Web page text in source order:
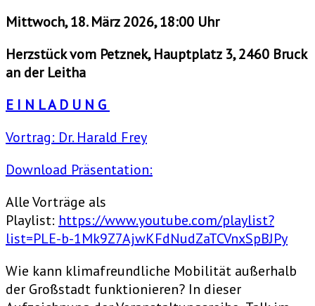
Mittwoch, 18. März 2026, 18:00 Uhr
Herzstück vom Petznek, Hauptplatz 3, 2460 Bruck
an der Leitha
E I N L A D U N G
Vortrag: Dr. Harald Frey
Download Präsentation:
Alle Vorträge als
Playlist: https://www.youtube.com/playlist?
list=PLE-b-1Mk9Z7AjwKFdNudZaTCVnxSpBJPy
Wie kann klimafreundliche Mobilität außerhalb
der Großstadt funktionieren? In dieser